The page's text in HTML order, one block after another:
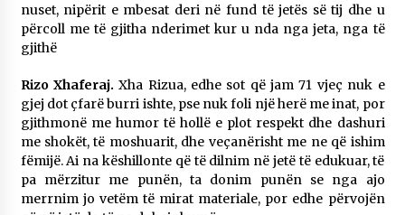
nuset, nipërit e mbesat deri në fund të jetës së tij dhe u
përcoll me të gjitha nderimet kur u nda nga jeta, nga të
gjithë
Rizo Xhaferaj.Xha Rizua, edhe sot që jam 71 vjeç nuk e
gjej dot çfarë burri ishte, pse nuk foli një herë me inat, por
gjithmonë me humor të hollë e plot respekt dhe dashuri
me shokët, të moshuarit, dhe veçanërisht me ne që ishim
fëmijë. Ai na këshillonte që të dilnim në jetë të edukuar, të
pa mërzitur me punën, ta donim punën se nga ajo
merrnim jo vetëm të mirat materiale, por edhe përvojën